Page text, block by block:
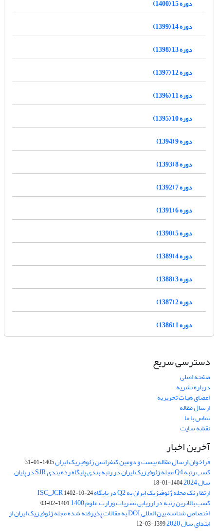
دوره 15 (1400)
دوره 14 (1399)
دوره 13 (1398)
دوره 12 (1397)
دوره 11 (1396)
دوره 10 (1395)
دوره 9 (1394)
دوره 8 (1393)
دوره 7 (1392)
دوره 6 (1391)
دوره 5 (1390)
دوره 4 (1389)
دوره 3 (1388)
دوره 2 (1387)
دوره 1 (1386)
دسترسی سریع
صفحه اصلی
درباره نشریه
اعضای هیات تحریریه
ارسال مقاله
تماس با ما
نقشه سایت
آخرین اخبار
فراخوان ارسال مقاله بیست و دومین کنفرانس ژئوفیزیک ایران1405-01-31
کسب رتبه Q4 مجله ژئوفیزیک ایران در رتبه بندی پایگاه رده بندی SJR در پایان
سال 2024 1404-01-18
ارتقا رنک مجله ژئوفیزیک ایران به Q2 در پایگاه ISC_JCR 1402-10-24
کسب بالاترین رتبه در ارزیابی نشریات وزارت علوم 1400 1401-02-03
اختصاص شناسه بین المللی DOI به مقالات پذیرفته شده مجله ژئوفیزیک ایران از
ابتدای سال 2020 1399-03-12